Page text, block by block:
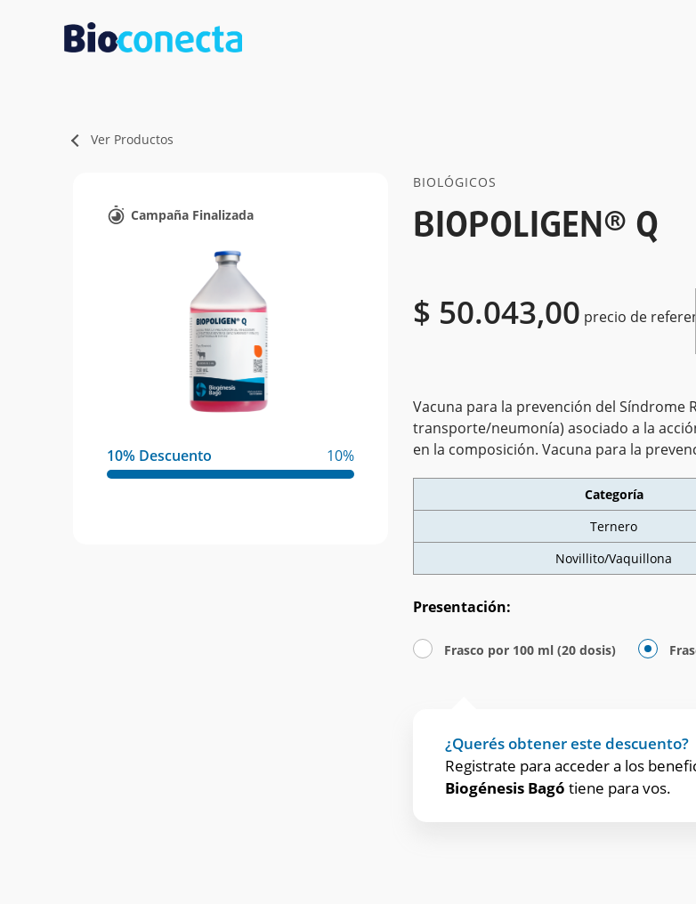
Ver Productos
Campaña Finalizada
10% Descuento 10%
BIOLÓGICOS
BIOPOLIGEN® Q
Vacuna para la prevención del
transporte/neumonía) asociado a la
en la composición. Vacuna para la
Categoría
Ternero
Novillito/Vaquillona
Presentación:
Frasco por 100 ml (20 dosis)
¿Querés obtener este descuento?
Registrate para acceder a los
Biogénesis Bagó tiene para vos.
$ 50.043,00 precio de